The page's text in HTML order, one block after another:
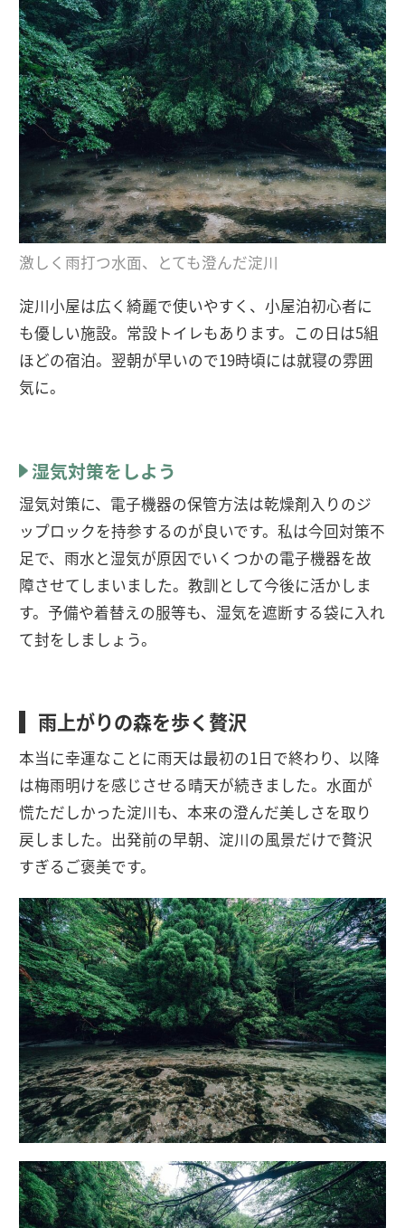
激しく雨打つ水面、とても澄んだ淀川
淀川小屋は広く綺麗で使いやすく、小屋泊初心者に
も優しい施設。常設トイレもあります。この日は5組
ほどの宿泊。翌朝が早いので19時頃には就寝の雰囲
気に。
湿気対策をしよう
湿気対策に、電子機器の保管方法は乾燥剤入りのジ
ップロックを持参するのが良いです。私は今回対策不
足で、雨水と湿気が原因でいくつかの電子機器を故
障させてしまいました。教訓として今後に活かしま
す。予備や着替えの服等も、湿気を遮断する袋に入れ
て封をしましょう。
雨上がりの森を歩く贅沢
本当に幸運なことに雨天は最初の1日で終わり、以降
は梅雨明けを感じさせる晴天が続きました。水面が
慌ただしかった淀川も、本来の澄んだ美しさを取り
戻しました。出発前の早朝、淀川の風景だけで贅沢
すぎるご褒美です。